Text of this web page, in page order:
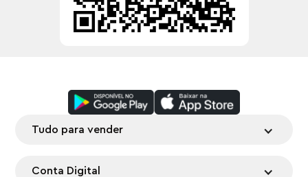
Tudo para vender
Conta Digital